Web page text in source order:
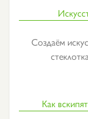
Создаём
Как